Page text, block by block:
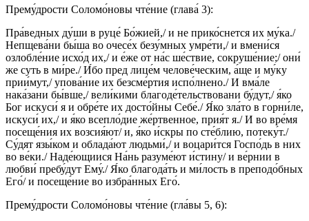
Прему́дрости Соломо́новы чте́ние (глава́ 3):
Пра́ведных ду́ши в руце́ Бо́жией,/ и не прико́снется их му́ка./
Непщева́ни бы́ша во очесе́х безу́мных умре́ти,/ и вмени́ся
озлобле́ние исхо́д их,/ и е́же от на́с ше́ствие, сокруше́ние;/ они́
же суть в ми́ре./ И́бо пред лице́м челове́ческим, а́ще и му́ку
прии́мут,/ упова́ние их безсме́ртия испо́лнено./ И вма́ле
нака́зани бы́вше,/ вели́кими благоде́тельствовани бу́дут,/ я́ко
Бог искуси́ я и обре́те их досто́йны Себе́./ Я́ко зла́то в горни́ле,
искуси́ их,/ и я́ко всепло́дие же́ртвенное, прия́т я./ И во вре́мя
посеще́ния их возсия́ют/ и, я́ко и́скры по сте́блию, потеку́т./
Су́дят язы́ком и облада́ют людьми́,/ и воцари́тся Госпо́дь в них
во ве́ки./ Наде́ющиися На́нь разуме́ют и́стину/ и ве́рнии в
любви́ пребу́дут Ему́./ Я́ко благода́ть и ми́лость в преподо́бных
Его́/ и посеще́ние во избра́нных Его́.
Прему́дрости Соломо́новы чте́ние (гла́вы 5, 6):